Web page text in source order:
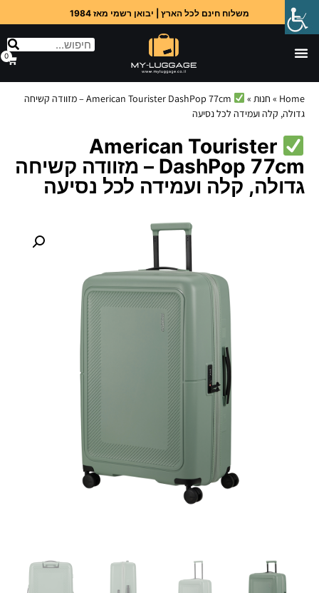
משלוח חינם לכל הארץ | יבואן רשמי מאז 1984
0
Home
» חנות »
American Tourister DashPop 77cm – מזוודה קשיחה
גדולה, קלה ועמידה לכל נסיעה
American Tourister
DashPop 77cm – מזוודה קשיחה
גדולה, קלה ועמידה לכל נסיעה